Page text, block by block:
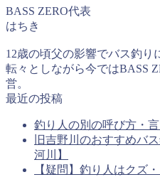
BASS ZERO代表
はちき
12歳の頃父の影響でバス釣り
転々としながら今ではBASS
営。
最近の投稿
釣り人の別の呼び方・
旧吉野川のおすすめバ
河川】
【疑問】釣り人はクズ